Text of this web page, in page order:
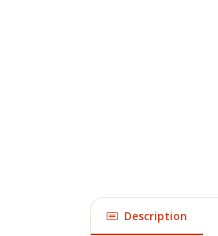
Description